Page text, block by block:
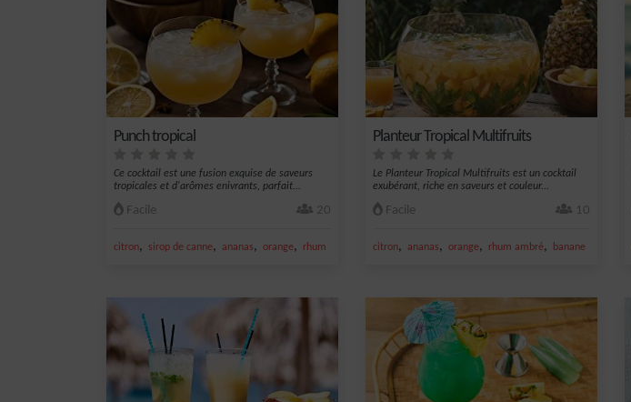
Punch tropical
Ce cocktail est une fusion exquise de saveurs
tropicales et d'arômes enivrants, parfait...
Facile 20
citron, sirop de canne, ananas, orange, rhum
Planteur Tropical Multifruits
Le Planteur Tropical Multifruits est un cocktail
exubérant, riche en saveurs et couleur...
Facile 10
citron, ananas, orange, rhum ambré, banane